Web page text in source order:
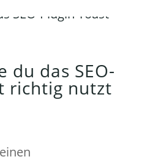
du das SEO-
richtig nutzt